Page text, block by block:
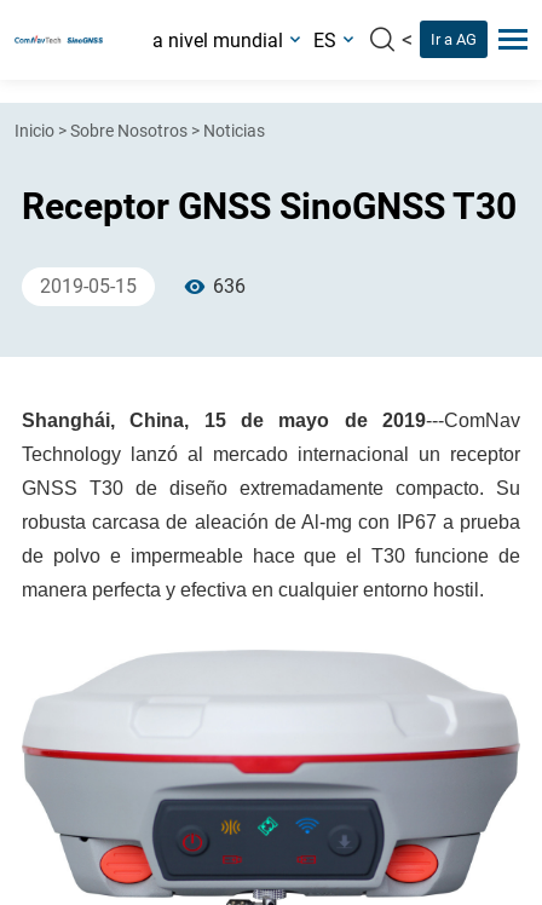
a nivel mundial ES < Ir a AG
Inicio >Sobre Nosotros > Noticias
Receptor GNSS SinoGNSS T30
2019-05-15 636
Shanghái, China, 15 de mayo de 2019---ComNav
Technology lanzó al mercado internacional un receptor
GNSS T30 de diseño extremadamente compacto. Su
robusta carcasa de aleación de Al-mg con IP67 a prueba
de polvo e impermeable hace que el T30 funcione de
manera perfecta y efectiva en cualquier entorno hostil.